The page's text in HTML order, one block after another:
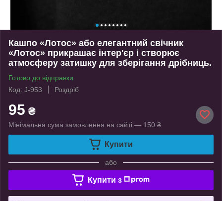
Кашпо «Лотос» або елегантний свічник
«Лотос» прикрашає інтер'єр і створює
атмосферу затишку для зберігання дрібниць.
Готово до відправки
Код: J-953
Роздріб
95 ₴
Мінімальна сума замовлення на сайті — 150 ₴
Купити
або
Купити з